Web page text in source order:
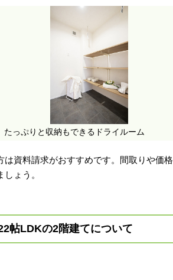
たっぷりと収納もできるドライルーム
資料請求がおすすめです。間取りや価格
ょう。
帖LDKの2階建てについて